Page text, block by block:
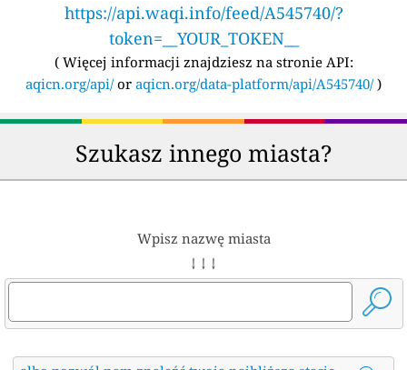
https://api.waqi.info/feed/A545740/?
token=__YOUR_TOKEN__
( Więcej informacji znajdziesz na stronie API:
aqicn.org/api/or aqicn.org/data-platform/api/A545740/)
Szukasz innego miasta?
Wpisz nazwę miasta
↓ ↓ ↓